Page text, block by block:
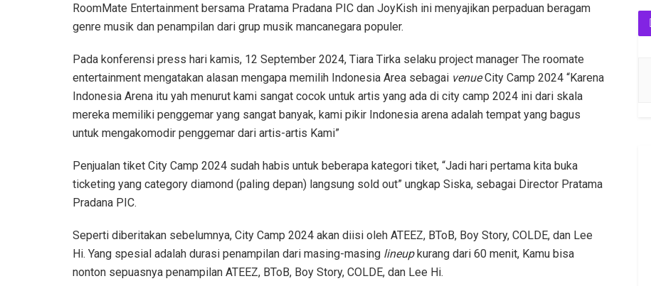
RoomMate Entertainment bersama Pratama Pradana PIC dan JoyKish ini menyajikan perpaduan beragam
genre musik dan penampilan dari grup musik mancanegara populer.
Pada konferensi press hari kamis, 12 September 2024, Tiara Tirka selaku project manager The roomate
entertainment mengatakan alasan mengapa memilih Indonesia Area sebagai venueCity Camp 2024 “Karena
Indonesia Arena itu yah menurut kami sangat cocok untuk artis yang ada di city camp 2024 ini dari skala
mereka memiliki penggemar yang sangat banyak, kami pikir Indonesia arena adalah tempat yang bagus
untuk mengakomodir penggemar dari artis-artis Kami”
Penjualan tiket City Camp 2024 sudah habis untuk beberapa kategori tiket, “Jadi hari pertama kita buka
ticketing yang category diamond (paling depan) langsung sold out” ungkap Siska, sebagai Director Pratama
Pradana PIC.
Seperti diberitakan sebelumnya, City Camp 2024 akan diisi oleh ATEEZ, BToB, Boy Story, COLDE, dan Lee
Hi. Yang spesial adalah durasi penampilan dari masing-masing lineupkurang dari 60 menit, Kamu bisa
nonton sepuasnya penampilan ATEEZ, BToB, Boy Story, COLDE, dan Lee Hi.